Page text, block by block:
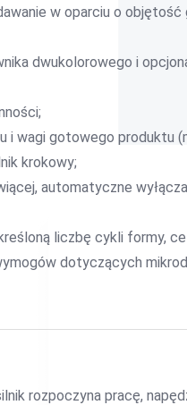
w oparciu o objętość
dwukolorowego i
i wagi gotowego produktu
krokowy;
automatyczne
liczbę cykli formy,
dotyczących
rozpoczyna pracę,